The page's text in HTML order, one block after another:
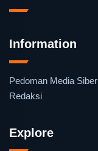
Information
Pedoman Media Siber
Redaksi
Explore